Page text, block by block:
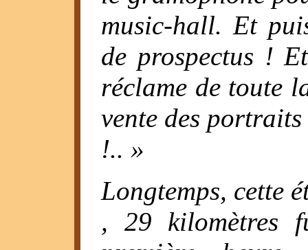
music-hall. Et
de prospectus !
réclame de toute
vente des
!.. »
Longtemps, cette
, 29 kilomètres